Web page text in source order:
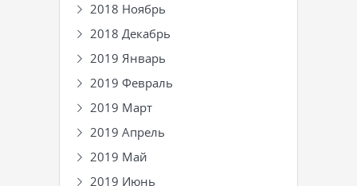
2018 Ноябрь
2018 Декабрь
2019 Январь
2019 Февраль
2019 Март
2019 Апрель
2019 Май
2019 Июнь